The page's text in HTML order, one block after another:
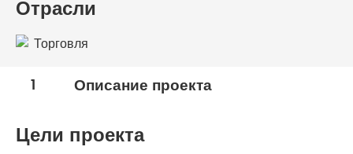
Отрасли
Торговля
1 Описание проекта
Цели проекта